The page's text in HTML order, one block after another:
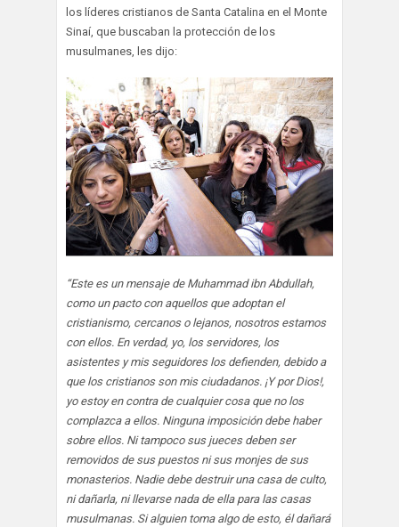
los líderes cristianos de Santa Catalina en el Monte
Sinaí, que buscaban la protección de los
musulmanes, les dijo:
“Este es un mensaje de Muhammad ibn Abdullah,
como un pacto con aquellos que adoptan el
cristianismo, cercanos o lejanos, nosotros estamos
con ellos. En verdad, yo, los servidores, los
asistentes y mis seguidores los defienden, debido a
que los cristianos son mis ciudadanos. ¡Y por Dios!,
yo estoy en contra de cualquier cosa que no los
complazca a ellos. Ninguna imposición debe haber
sobre ellos. Ni tampoco sus jueces deben ser
removidos de sus puestos ni sus monjes de sus
monasterios. Nadie debe destruir una casa de culto,
ni dañarla, ni llevarse nada de ella para las casas
musulmanas. Si alguien toma algo de esto, él dañará